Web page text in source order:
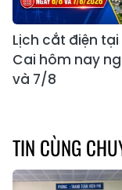
Lịch cắt điện tại
Cai hôm nay
và 7/8
TIN CÙNG